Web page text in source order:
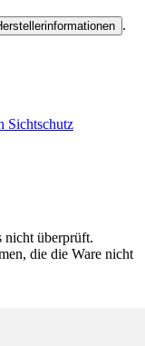
.
Sichtschutz
nicht überprüft.
die die Ware nicht